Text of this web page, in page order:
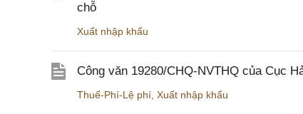
chỗ
Xuất nhập khẩu
Công văn 19280/CHQ-NVTHQ của Cục
Thuế-Phí-Lệ phí Xuất nhập khẩu